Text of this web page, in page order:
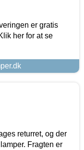
er gratis
her for at se
returret, og der
Fragten er